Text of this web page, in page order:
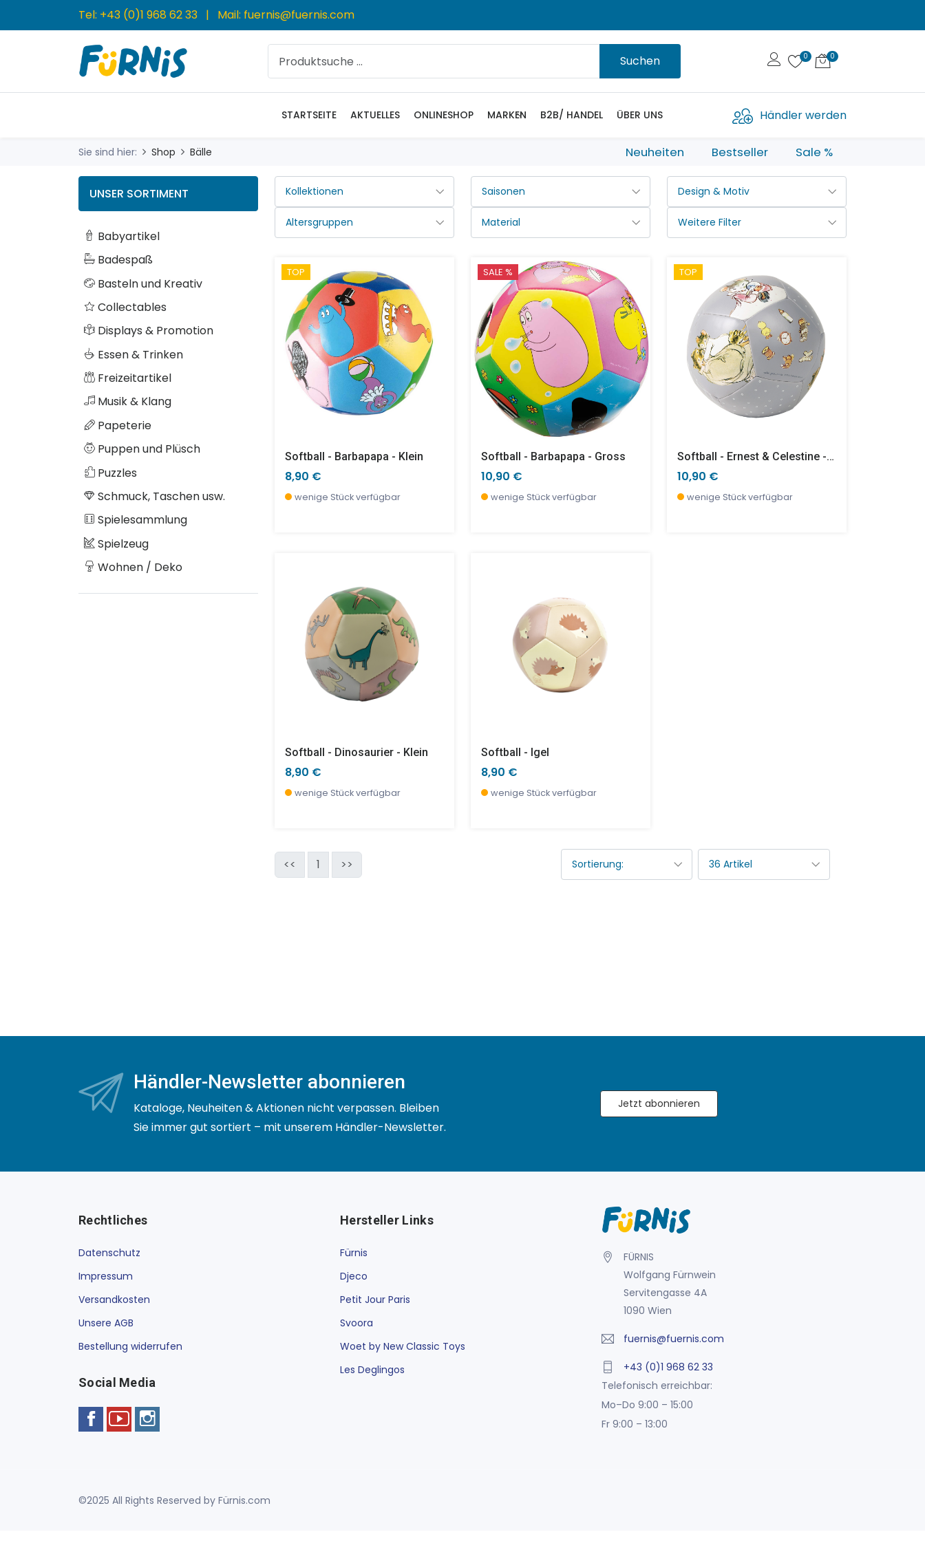
Tel: +43 (0)1 968 62 33 | Mail: fuernis@fuernis.com
Suchen
STARTSEITE AKTUELLES ONLINESHOP MARKEN B2B/ HANDEL ÜBER UNS Händler werden
Sie sind hier: Shop Bälle Neuheiten Bestseller Sale %
UNSER SORTIMENT
Babyartikel
Badespaß
Basteln und Kreativ
Collectables
Displays & Promotion
Essen & Trinken
Freizeitartikel
Musik & Klang
Papeterie
Puppen und Plüsch
Puzzles
Schmuck, Taschen usw.
Spielesammlung
Spielzeug
Wohnen / Deko
TOP
Softball - Barbapapa - Klein
8,90 €
wenige Stück verfügbar
SALE %
Softball - Barbapapa - Gross
10,90 €
wenige Stück verfügbar
TOP
Softball - Ernest & Celestine - Groß
10,90 €
wenige Stück verfügbar
Softball - Dinosaurier - Klein
8,90 €
wenige Stück verfügbar
Softball - Igel
8,90 €
wenige Stück verfügbar
<< 1 >>
Händler-Newsletter abonnieren
Kataloge, Neuheiten & Aktionen nicht verpassen. Bleiben
Sie immer gut sortiert – mit unserem Händler-Newsletter.
Jetzt abonnieren
Rechtliches
Datenschutz
Impressum
Versandkosten
Unsere AGB
Bestellung widerrufen
Social Media
Hersteller Links
Fürnis
Djeco
Petit Jour Paris
Svoora
Woet by New Classic Toys
Les Deglingos
FÜRNIS
Wolfgang Fürnwein
Servitengasse 4A
1090 Wien
fuernis@fuernis.com
+43 (0)1 968 62 33
Telefonisch erreichbar:
Mo–Do 9:00 – 15:00
Fr 9:00 – 13:00
©2025 All Rights Reserved by Fürnis.com